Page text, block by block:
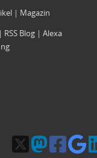
| Magazin
RSS Blog| Alexa